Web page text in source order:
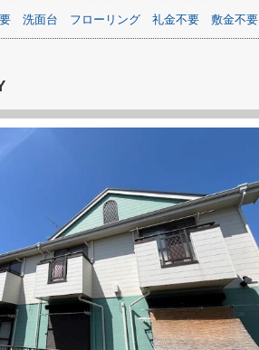
洗面台 フローリング 礼金不要 敷金不要